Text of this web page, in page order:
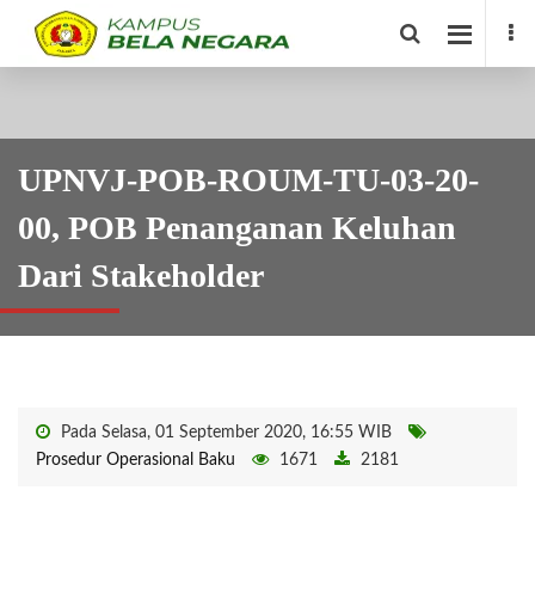
UPNVJ-POB-ROUM-TU-03-20-
00, POB Penanganan Keluhan
Dari Stakeholder
Pada Selasa, 01 September 2020, 16:55 WIB
Prosedur Operasional Baku
1671 2181